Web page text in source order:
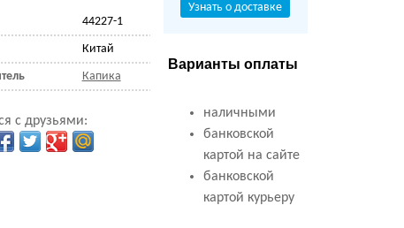
44227-1
Китай
Капика
с друзьями:
Узнать о доставке
Варианты оплаты
наличными
банковской
картой на сайте
банковской
картой курьеру